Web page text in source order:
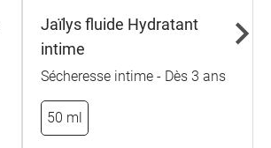
Jaïlys fluide Hydratant
intime
Sécheresse intime - Dès 3 ans
50 ml